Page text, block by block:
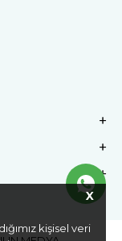
X
kişisel veri